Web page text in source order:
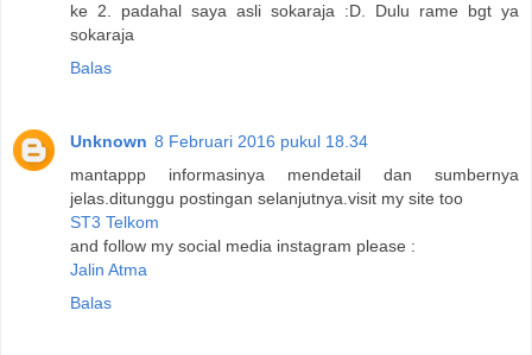
ke 2. padahal saya asli sokaraja :D. Dulu rame bgt ya
sokaraja
Balas
Unknown 8 Februari 2016 pukul 18.34
mantappp informasinya mendetail dan sumbernya
jelas.ditunggu postingan selanjutnya.visit my site too
ST3 Telkom
and follow my social media instagram please :
Jalin Atma
Balas